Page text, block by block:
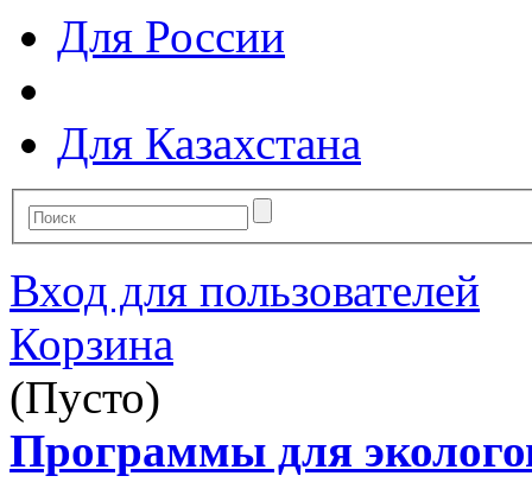
Для России
Для Казахстана
Вход для пользователей
Корзина
(Пусто)
Программы для